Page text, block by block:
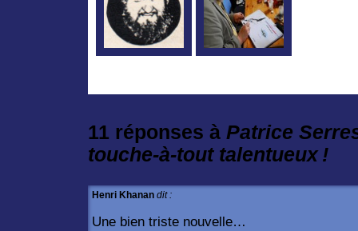
11 réponses à Patrice
touche-à-tout talentueux !
Henri Khanan dit :
Une bien triste nouvelle…